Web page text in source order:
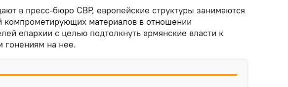
в пресс-бюро СВР, европейские структуры занимаются
компрометирующих материалов в отношении
епархии с целью подтолкнуть армянские власти к
гонениям на нее.